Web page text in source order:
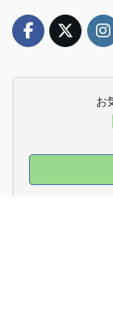
お